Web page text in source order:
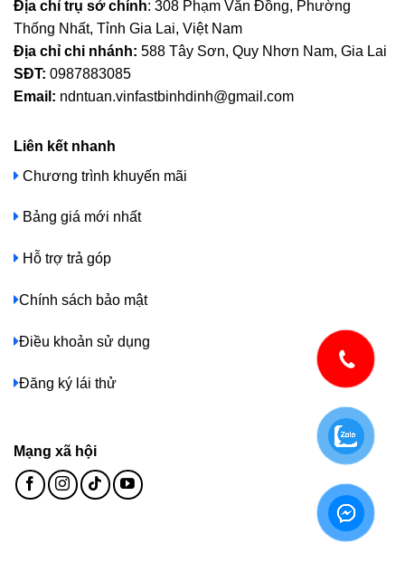
Địa chỉ trụ sở chính: 308 Phạm Văn Đồng, Phường
Thống Nhất, Tỉnh Gia Lai, Việt Nam
Địa chỉ chi nhánh: 588 Tây Sơn, Quy Nhơn Nam, Gia Lai
SĐT: 0987883085
Email: ndntuan.vinfastbinhdinh@gmail.com
Liên kết nhanh
Chương trình khuyến mãi
Bảng giá mới nhất
Hỗ trợ trả góp
Chính sách bảo mật
Điều khoản sử dụng
Đăng ký lái thử
Mạng xã hội